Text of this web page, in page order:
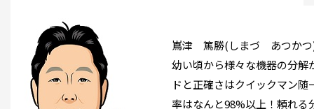
嶌津 篤勝(しまづ あつか
幼い頃から様々な機器の分解
ドと正確さはクイックマン
率はなんと98%以上！頼れる